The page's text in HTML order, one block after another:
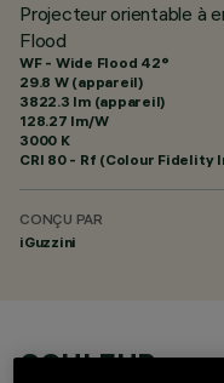
Projecteur orientable à
Flood
WF - Wide Flood 42°
29.8 W (appareil)
3822.3 lm (appareil)
128.27 lm/W
3000 K
CRI 80- Rf (Colour Fidelity
CONÇU PAR
iGuzzini
COULEUR